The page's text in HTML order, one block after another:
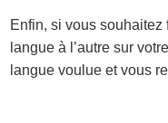
Enfin, si vous souhaitez
langue à l’autre sur
langue voulue et vous